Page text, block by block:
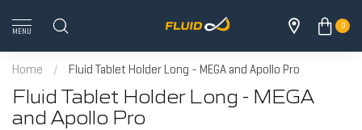
MENU
0
Home / Fluid Tablet Holder Long - MEGA and Apollo Pro
Fluid Tablet Holder Long - MEGA
and Apollo Pro